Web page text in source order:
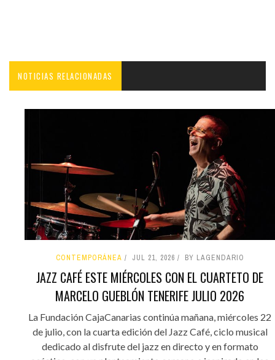
NOTICIAS RELACIONADAS
CONTEMPORÁNEA JUL 21, 2026 BY LAGENDARIO
JAZZ CAFÉ ESTE MIÉRCOLES CON EL CUARTETO DE
MARCELO GUEBLÓN TENERIFE JULIO 2026
La Fundación CajaCanarias continúa mañana, miércoles 22
de julio, con la cuarta edición del Jazz Café, ciclo musical
dedicado al disfrute del jazz en directo y en formato